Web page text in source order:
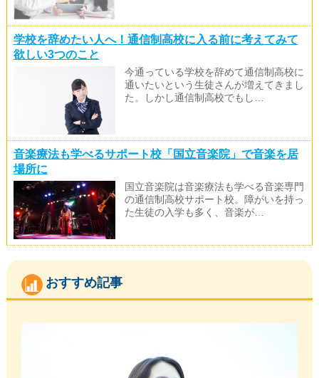
学校を辞めたい人へ！通信制高校に入る前に考えてみて
欲しい3つのこと
今通っている学校を辞めて通信制高校に
通いたいという生徒さんが増えてきまし
た。しかし通信制高校でもし…
音楽療法も学べるサポート校「国立音楽院」で音楽を居
場所に
国立音楽院は音楽療法も学べる音楽専門
の通信制高校サポート校。障がいを持っ
た生徒の入学も多く、音楽が…
おすすめ記事